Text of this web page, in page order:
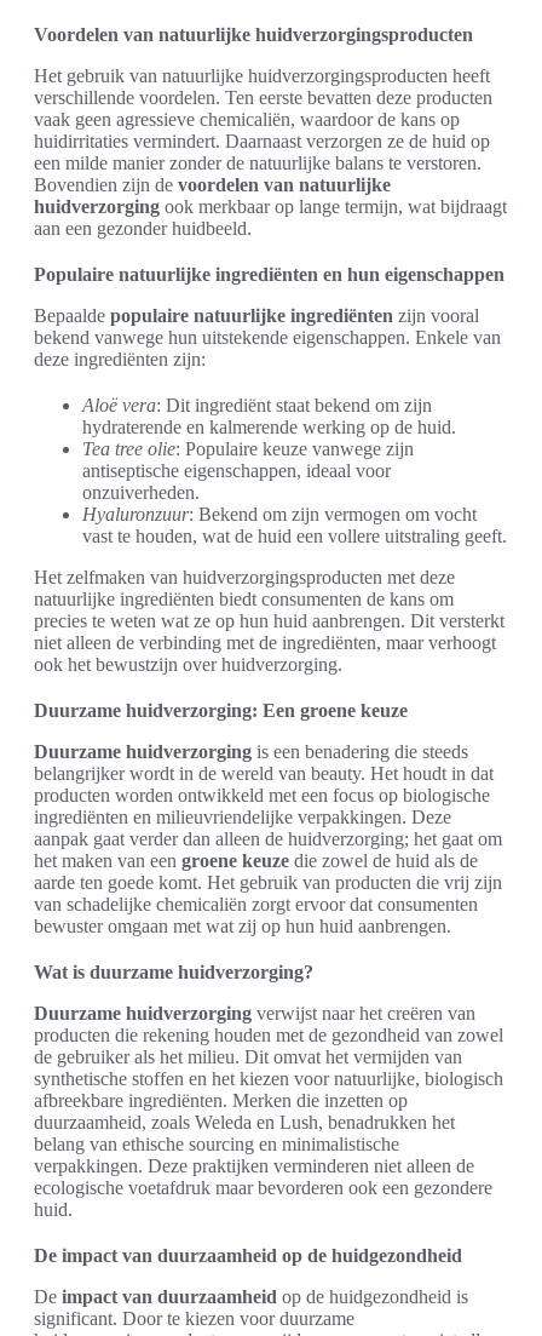
Voordelen van natuurlijke huidverzorgingsproducten
Het gebruik van natuurlijke huidverzorgingsproducten heeft
verschillende voordelen. Ten eerste bevatten deze producten
vaak geen agressieve chemicaliën, waardoor de kans op
huidirritaties vermindert. Daarnaast verzorgen ze de huid op
een milde manier zonder de natuurlijke balans te verstoren.
Bovendien zijn de voordelen van natuurlijke
huidverzorging ook merkbaar op lange termijn, wat bijdraagt
aan een gezonder huidbeeld.
Populaire natuurlijke ingrediënten en hun eigenschappen
Bepaalde populaire natuurlijke ingrediënten zijn vooral
bekend vanwege hun uitstekende eigenschappen. Enkele van
deze ingrediënten zijn:
Aloë vera: Dit ingrediënt staat bekend om zijn
hydraterende en kalmerende werking op de huid.
Tea tree olie: Populaire keuze vanwege zijn
antiseptische eigenschappen, ideaal voor
onzuiverheden.
Hyaluronzuur: Bekend om zijn vermogen om vocht
vast te houden, wat de huid een vollere uitstraling geeft.
Het zelfmaken van huidverzorgingsproducten met deze
natuurlijke ingrediënten biedt consumenten de kans om
precies te weten wat ze op hun huid aanbrengen. Dit versterkt
niet alleen de verbinding met de ingrediënten, maar verhoogt
ook het bewustzijn over huidverzorging.
Duurzame huidverzorging: Een groene keuze
Duurzame huidverzorging is een benadering die steeds
belangrijker wordt in de wereld van beauty. Het houdt in dat
producten worden ontwikkeld met een focus op biologische
ingrediënten en milieuvriendelijke verpakkingen. Deze
aanpak gaat verder dan alleen de huidverzorging; het gaat om
het maken van een groene keuze die zowel de huid als de
aarde ten goede komt. Het gebruik van producten die vrij zijn
van schadelijke chemicaliën zorgt ervoor dat consumenten
bewuster omgaan met wat zij op hun huid aanbrengen.
Wat is duurzame huidverzorging?
Duurzame huidverzorging verwijst naar het creëren van
producten die rekening houden met de gezondheid van zowel
de gebruiker als het milieu. Dit omvat het vermijden van
synthetische stoffen en het kiezen voor natuurlijke, biologisch
afbreekbare ingrediënten. Merken die inzetten op
duurzaamheid, zoals Weleda en Lush, benadrukken het
belang van ethische sourcing en minimalistische
verpakkingen. Deze praktijken verminderen niet alleen de
ecologische voetafdruk maar bevorderen ook een gezondere
huid.
De impact van duurzaamheid op de huidgezondheid
De impact van duurzaamheid op de huidgezondheid is
significant. Door te kiezen voor duurzame